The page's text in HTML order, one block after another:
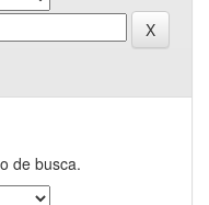
de busca.